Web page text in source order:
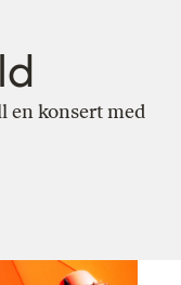
en konsert med